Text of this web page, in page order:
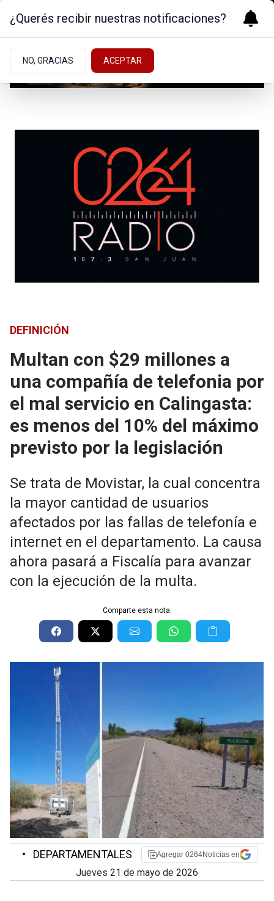
DEFINICIÓN
Multan con $29 millones a
una compañía de telefonia por
el mal servicio en Calingasta:
es menos del 10% del máximo
previsto por la legislación
Se trata de Movistar, la cual concentra
la mayor cantidad de usuarios
afectados por las fallas de telefonía e
internet en el departamento. La causa
ahora pasará a Fiscalía para avanzar
con la ejecución de la multa.
Comparte esta nota:
• DEPARTAMENTALES Agregar 0264Noticias en
jueves 21 de mayo de 2026
¿Querés recibir nuestras notificaciones?
NO, GRACIAS ACEPTAR